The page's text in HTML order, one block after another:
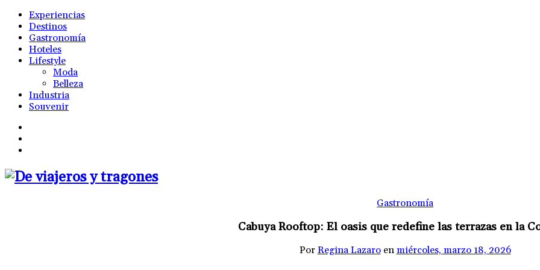
Experiencias
Destinos
Gastronomía
Hoteles
Lifestyle
Moda
Belleza
Industria
Souvenir
Gastronomía
Cabuya Rooftop: El oasis que redefine las terrazas en la
Por Regina Lazaro en miércoles, marzo 18, 2026